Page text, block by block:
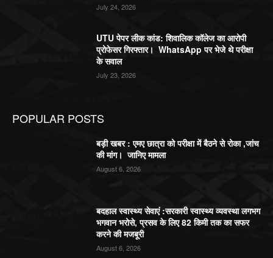
July 24, 2026
UTU पेपर लीक कांड: शिवालिक कॉलेज का आरोपी
प्रोफेसर गिरफ्तार। WhatsApp पर भेजे थे परीक्षा
के सवाल
July 23, 2026
POPULAR POSTS
बड़ी खबर : एमए छात्रा को परीक्षा में बैठने से रोका ,जांच
की मांग। जानिए मामला
August 6, 2026
बदहाल स्वास्थ्य सेवाएं :सरकारी स्वास्थ्य व्यवस्था लगभग
भगवान भरोसे, प्रसव के लिए 82 किमी तक का सफर
करने की मजबूरी
August 6, 2026